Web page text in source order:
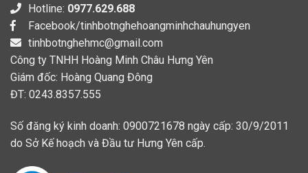
Hotline: 0977.629.688
Facebook/tinhbotnghehoangminhchauhungyen
tinhbotnghehmc@gmail.com
Công ty TNHH Hoàng Minh Châu Hưng Yên
Giám đốc: Hoàng Quang Đông
ĐT: 0243.8357.555
Số đăng ký kinh doanh: 0900721678 ngày cấp: 30/9/2011
do Sở Kế hoạch và Đầu tư Hưng Yên cấp.